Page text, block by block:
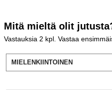
Mitä mieltä olit
Vastauksia 2 kpl. Vastaa
MIELENKIINTOINEN